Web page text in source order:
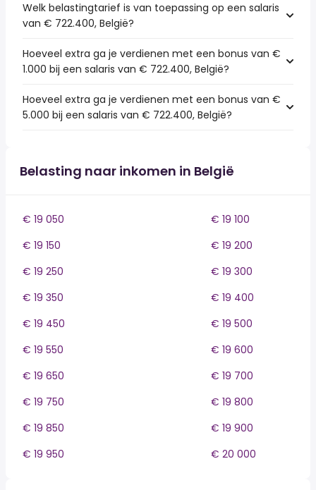
Welk belastingtarief is van toepassing op een salaris
van € 722.400, België?
Hoeveel extra ga je verdienen met een bonus van €
1.000 bij een salaris van € 722.400, België?
Hoeveel extra ga je verdienen met een bonus van €
5.000 bij een salaris van € 722.400, België?
Belasting naar inkomen in België
€ 19 050
€ 19 100
€ 19 150
€ 19 200
€ 19 250
€ 19 300
€ 19 350
€ 19 400
€ 19 450
€ 19 500
€ 19 550
€ 19 600
€ 19 650
€ 19 700
€ 19 750
€ 19 800
€ 19 850
€ 19 900
€ 19 950
€ 20 000